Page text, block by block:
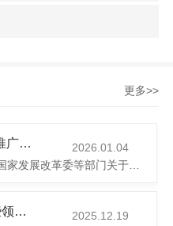
更多>>
关于印发《再生材料应用推广行动方案》的通知(发改环资〔2025〕1681号)
2026.01.04
打造产业“五城”，许昌这些领域将迎来大发展！
2025.12.19